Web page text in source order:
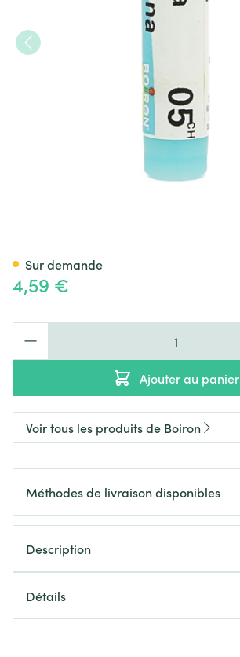
4,59 €
Ajouter au panier
Sur demande
Voir tous les produits de Boiron
Méthodes de livraison disponibles
Description
Détails